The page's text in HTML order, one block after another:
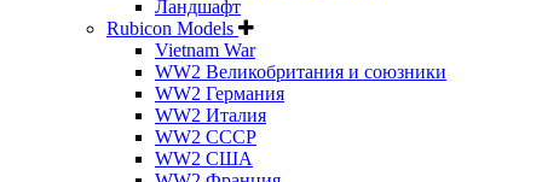
Ландшафт
Rubicon Models
Vietnam War
WW2 Великобритания и союзники
WW2 Германия
WW2 Италия
WW2 СССР
WW2 США